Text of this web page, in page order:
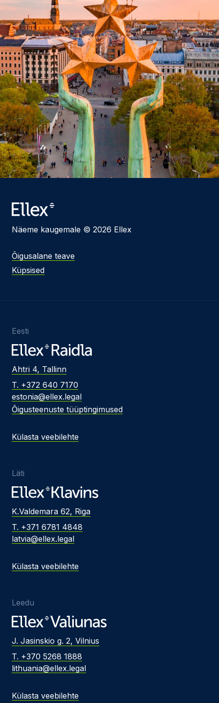
Näeme kaugemale © 2026 Ellex
Õigusalane teave
Küpsised
Eesti
Ahtri 4, Tallinn
T. +372 640 7170
estonia@ellex.legal
Õigusteenuste tüüptingimused
Külasta veebilehte
Läti
K.Valdemara 62, Riga
T. +371 6781 4848
latvia@ellex.legal
Külasta veebilehte
Leedu
J. Jasinskio g. 2, Vilnius
T. +370 5268 1888
lithuania@ellex.legal
Külasta veebilehte